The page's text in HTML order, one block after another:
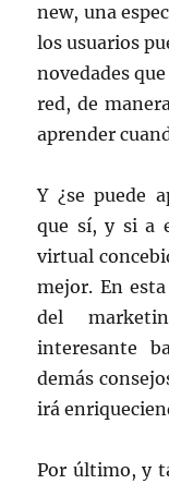
new, una
los usuarios
novedades
red, de
aprender
Y ¿se puede
que sí, y si a
virtual
mejor. En
del
interesante
demás
irá
Por último, y